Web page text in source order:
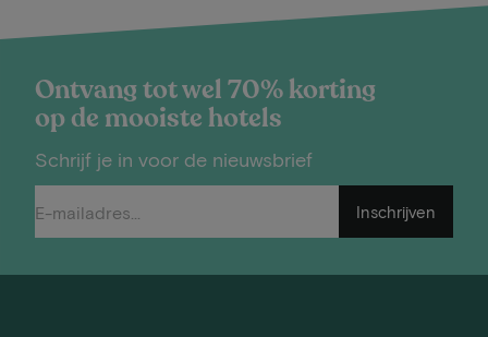
Ontvang tot wel 70% korting
op de mooiste hotels
Schrijf je in voor de nieuwsbrief
Inschrijven